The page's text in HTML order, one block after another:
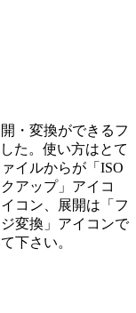
・変換ができるフ
た。使い方はとて
イルからが「ISO
アップ」アイコ
コン、展開は「フ
変換」アイコンで
下さい。